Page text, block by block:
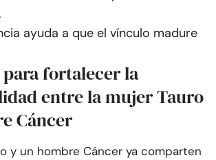
ayuda a que el vínculo madure
para fortalecer la
entre la mujer Tauro
Cáncer
y un hombre Cáncer ya comparten